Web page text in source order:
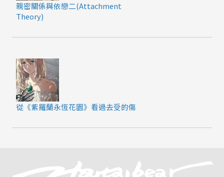
親密關係與依戀二(Attachment
Theory)
從《紫羅蘭永恆花園》看過去受的傷